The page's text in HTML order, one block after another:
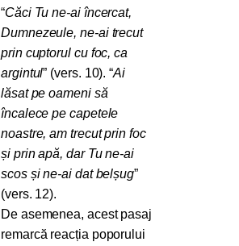
“Căci Tu ne-ai încercat,
Dumnezeule, ne-ai trecut
prin cuptorul cu foc, ca
argintul” (vers. 10). “Ai
lăsat pe oameni să
încalece pe capetele
noastre, am trecut prin foc
și prin apă, dar Tu ne-ai
scos și ne-ai dat belșug”
(vers. 12).
De asemenea, acest pasaj
remarcă reacția poporului